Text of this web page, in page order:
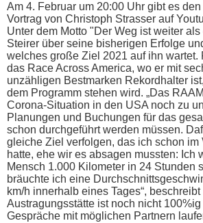
Am 4. Februar um 20:00 Uhr gibt es
Vortrag von Christoph Strasser auf
Unter dem Motto "Der Weg ist weiter
Steirer über seine bisherigen Erfolge
welches große Ziel 2021 auf ihn wartet.
das Race Across America, wo er mit
unzähligen Bestmarken Rekordhalter
dem Programm stehen wird. „Das
Corona-Situation in den USA noch zu
Planungen und Buchungen für das
schon durchgeführt werden müssen.
gleiche Ziel verfolgen, das ich schon im
hatte, ehe wir es absagen mussten: Ich
Mensch 1.000 Kilometer in 24 Stunden
bräuchte ich eine
km/h innerhalb eines Tages“,
Austragungsstätte ist noch nicht
Gespräche mit möglichen Partnern